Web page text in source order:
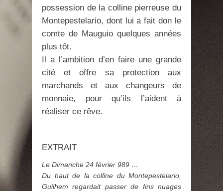
possession de la colline pierreuse du
Montepestelario, dont lui a fait don le
comte de Mauguio quelques années
plus tôt.
Il a l’ambition d’en faire une grande
cité et offre sa protection aux
marchands et aux changeurs de
monnaie, pour qu’ils l’aident à
réaliser ce rêve.
EXTRAIT
Le Dimanche 24 février 989 …
Du haut de la colline du Montepestelario,
Guilhem regardait passer de fins nuages